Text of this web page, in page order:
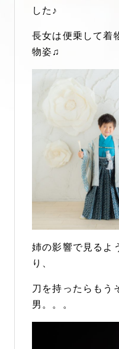
した♪
長女は便乗して着
物姿♫
姉の影響で見るよ
り、
刀を持ったらもう
男。。。